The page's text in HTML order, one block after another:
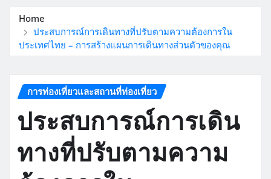
Home
ประสบการณ์การเดินทางที่ปรับตามความต้องการใน
ประเทศไทย – การสร้างแผนการเดินทางส่วนตัวของคุณ
การท่องเที่ยวและสถานที่ท่องเที่ยว
ประสบการณ์การเดิน
ทางที่ปรับตามความ